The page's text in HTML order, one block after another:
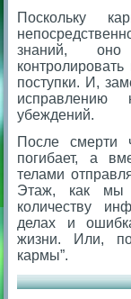
Поскольку
знаний,
поступки. И,
убеждений.
После смерти
погибает, а
телами
Этаж, как мы
количеству
делах и
жизни. Или,
кармы”.